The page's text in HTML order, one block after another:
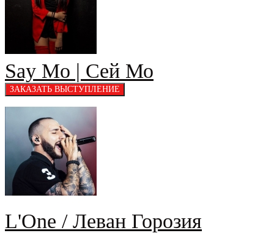
Say Mo | Сей Мо
L'One / Леван Горозия